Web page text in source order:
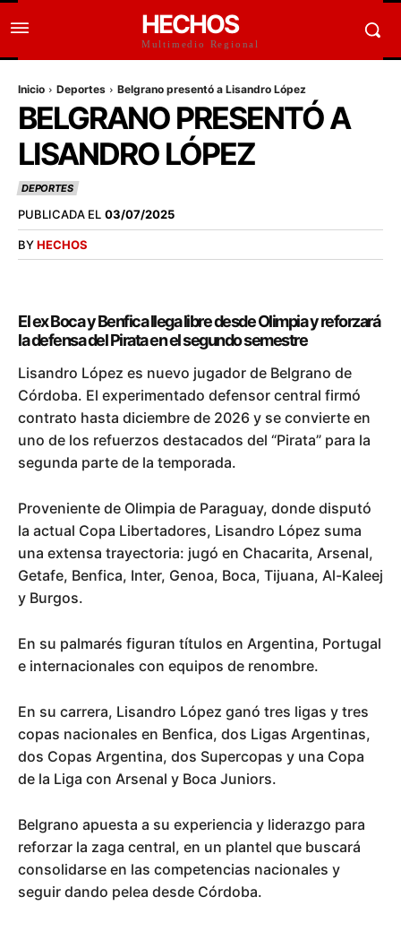
HECHOS
Multimedio Regional
Inicio Deportes Belgrano presentó a Lisandro López
BELGRANO PRESENTÓ A
LISANDRO LÓPEZ
DEPORTES
PUBLICADA EL 03/07/2025
BYHECHOS
El ex Boca y Benfica llega libre desde Olimpia y reforzará
la defensa del Pirata en el segundo semestre
Lisandro López es nuevo jugador de Belgrano de
Córdoba. El experimentado defensor central firmó
contrato hasta diciembre de 2026 y se convierte en
uno de los refuerzos destacados del “Pirata” para la
segunda parte de la temporada.
Proveniente de Olimpia de Paraguay, donde disputó
la actual Copa Libertadores, Lisandro López suma
una extensa trayectoria: jugó en Chacarita, Arsenal,
Getafe, Benfica, Inter, Genoa, Boca, Tijuana, Al-Kaleej
y Burgos.
En su palmarés figuran títulos en Argentina, Portugal
e internacionales con equipos de renombre.
En su carrera, Lisandro López ganó tres ligas y tres
copas nacionales en Benfica, dos Ligas Argentinas,
dos Copas Argentina, dos Supercopas y una Copa
de la Liga con Arsenal y Boca Juniors.
Belgrano apuesta a su experiencia y liderazgo para
reforzar la zaga central, en un plantel que buscará
consolidarse en las competencias nacionales y
seguir dando pelea desde Córdoba.